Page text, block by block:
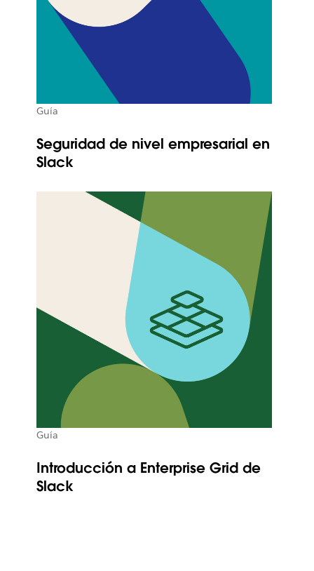
Guía
Seguridad de nivel empresarial en
Slack
Guía
Introducción a Enterprise Grid de
Slack